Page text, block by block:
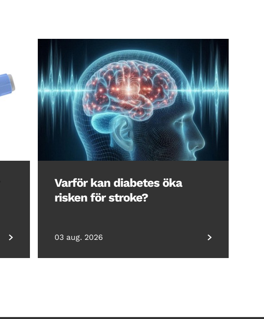
Varför kan diabetes öka
risken för stroke?
03 aug. 2026